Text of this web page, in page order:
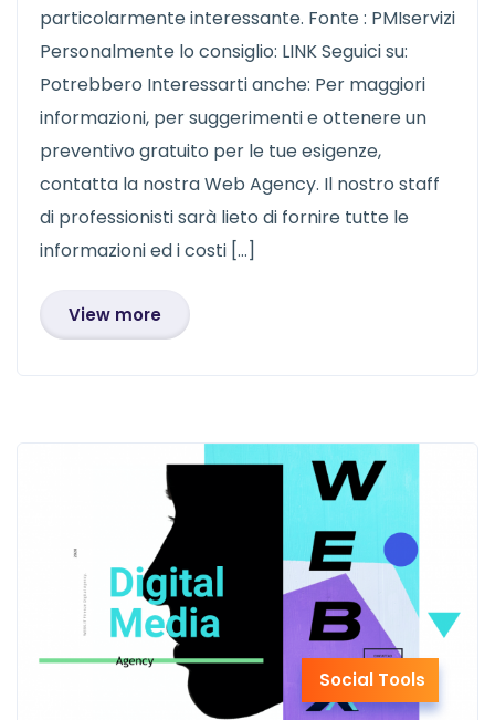
particolarmente interessante. Fonte : PMIservizi
Personalmente lo consiglio: LINK Seguici su:
Potrebbero Interessarti anche: Per maggiori
informazioni, per suggerimenti e ottenere un
preventivo gratuito per le tue esigenze,
contatta la nostra Web Agency. Il nostro staff
di professionisti sarà lieto di fornire tutte le
informazioni ed i costi […]
View more
Social Tools